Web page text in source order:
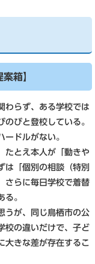
箱】
わらず、ある学校では
びと登校している。
ドルがない。
たとえ本人が「動きや
は「個別の相談（特別
さらに毎日学校で着替
る。
うが、同じ鳥栖市の公
校の違いだけで、子ど
大きな差が存在するこ